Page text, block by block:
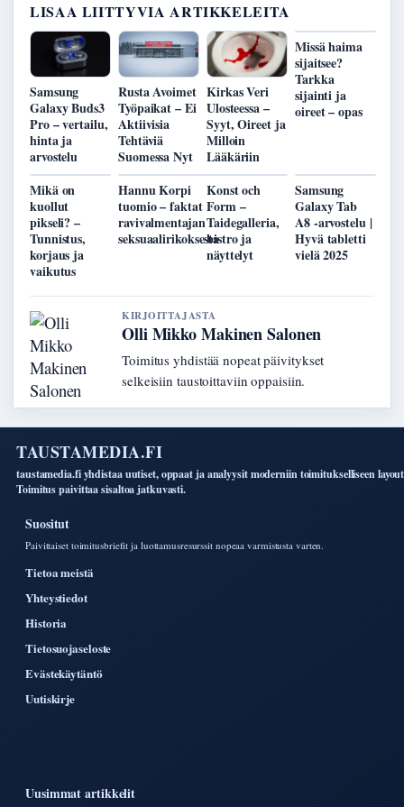
LISAA LIITTYVIA ARTIKKELEITA
Samsung
Galaxy Buds3
Pro – vertailu,
hinta ja
arvostelu
Rusta Avoimet
Työpaikat – Ei
Aktiivisia
Tehtäviä
Suomessa Nyt
Kirkas Veri
Ulosteessa –
Syyt, Oireet ja
Milloin
Lääkäriin
Missä haima
sijaitsee?
Tarkka
sijainti ja
oireet – opas
Mikä on
kuollut
pikseli? –
Tunnistus,
korjaus ja
vaikutus
Hannu Korpi
tuomio – faktat
ravivalmentajan
seksuaalirikoksesta
Konst och
Form –
Taidegalleria,
bistro ja
näyttelyt
Samsung
Galaxy Tab
A8 -arvostelu |
Hyvä tabletti
vielä 2025
KIRJOITTAJASTA
Olli Mikko Makinen Salonen
Toimitus yhdistää nopeat päivitykset
selkeisiin taustoittaviin oppaisiin.
TAUSTAMEDIA.FI
taustamedia.fi yhdistaa uutiset, oppaat ja analyysit moderniin toimitukselliseen
Toimitus paivittaa sisaltoa jatkuvasti.
Suositut
Paivittaiset toimitusbriefit ja luottamusresurssit nopeaa varmistusta varten.
Tietoa meistä
Yhteystiedot
Historia
Tietosuojaseloste
Evästekäytäntö
Uutiskirje
Uusimmat artikkelit